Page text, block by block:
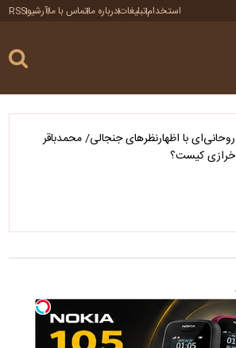
استخدامتبلیغاتدرباره ماتماس با ماآرشیوRSS
روحانی‌ای با اظهارنظرهای جنجالی/ محمدباقر
خرازی کیست؟